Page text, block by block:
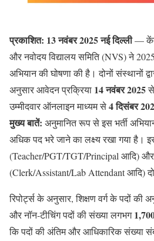
प्रकाशित: 13 नवंबर 2025 नई दिल्ली—
और नवोदय विद्यालय समिति (NVS) ने
अभियान की घोषणा की है। दोनों संस्थानों
अनुसार आवेदन प्रक्रिया 14 नवंबर 2025
उम्मीदवार ऑनलाइन माध्यम से4 दिसंबर
मुख्य बातें: अनुमानित रूप से इस भर्ती
अधिक पद भरे जाने का लक्ष्य रखा गया है।
(Teacher/PGT/TGT/Principal आदि) और
(Clerk/Assistant/Lab Attendant आदि)
रिपोर्ट्स के अनुसार, शिक्षण वर्ग के पदों की
और नॉन‑टीचिंग पदों की संख्या लगभग
कि पदों की अंतिम और आधिकारिक संख्या